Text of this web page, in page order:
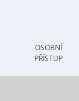
OSOBNÍ
PŘÍSTUP